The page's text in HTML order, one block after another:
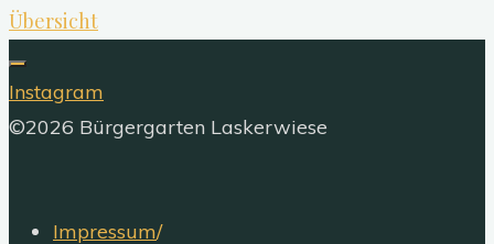
Übersicht
Instagram
©2026 Bürgergarten Laskerwiese
Impressum/